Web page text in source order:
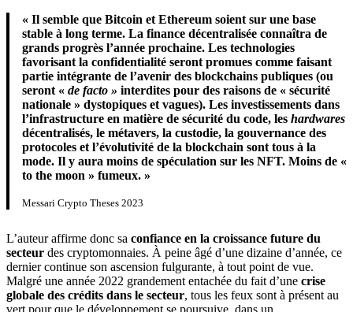
« Il semble que Bitcoin et Ethereum soient sur une base
stable à long terme. La finance décentralisée connaîtra de
grands progrès l’année prochaine. Les technologies
favorisant la confidentialité seront promues comme faisant
partie intégrante de l’avenir des blockchains publiques (ou
seront « de facto » interdites pour des raisons de « sécurité
nationale » dystopiques et vagues). Les investissements dans
l’infrastructure en matière de sécurité du code, les hardwares
décentralisés, le métavers, la custodie, la gouvernance des
protocoles et l’évolutivité de la blockchain sont tous à la
mode. Il y aura moins de spéculation sur les NFT. Moins de «
to the moon » fumeux. »
Messari Crypto Theses 2023
L’auteur affirme donc sa confiance en la croissance future du
secteur des cryptomonnaies. À peine âgé d’une dizaine d’année, ce
dernier continue son ascension fulgurante, à tout point de vue.
Malgré une année 2022 grandement entachée du fait d’une crise
globale des crédits dans le secteur, tous les feux sont à présent au
vert pour que le développement se poursuive, dans un